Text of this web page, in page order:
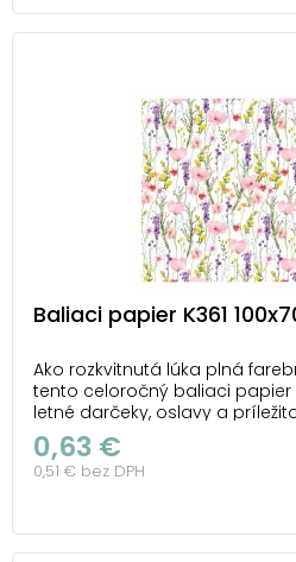
Baliaci papier K361
Ako rozkvitnutá lúka plná
tento celoročný baliaci papier
letné darčeky, oslavy a
dodať ľahkosť a pozitívnu
darčeky určené na
drobné pozornosti
0,63 €
0,51 € bez DPH